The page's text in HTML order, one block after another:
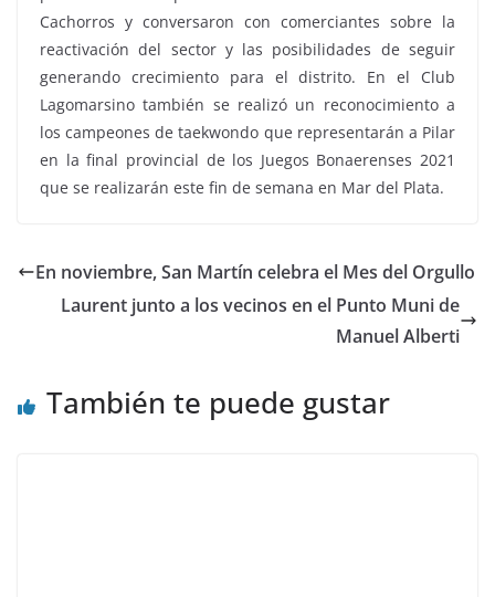
Cachorros y conversaron con comerciantes sobre la
reactivación del sector y las posibilidades de seguir
generando crecimiento para el distrito. En el Club
Lagomarsino también se realizó un reconocimiento a
los campeones de taekwondo que representarán a Pilar
en la final provincial de los Juegos Bonaerenses 2021
que se realizarán este fin de semana en Mar del Plata.
En noviembre, San Martín celebra el Mes del Orgullo
Laurent junto a los vecinos en el Punto Muni de
Manuel Alberti
También te puede gustar